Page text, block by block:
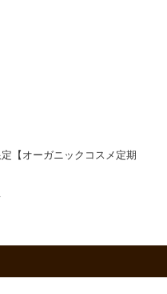
【オーガニックコスメ定期